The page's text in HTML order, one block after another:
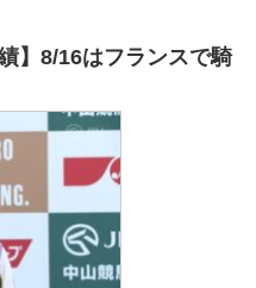
】8/16はフランスで騎